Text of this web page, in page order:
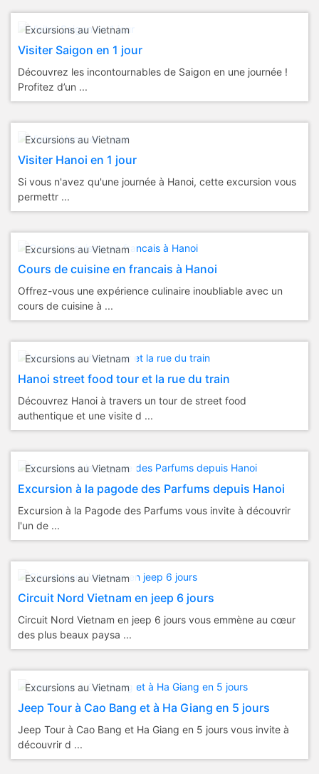
Excursions au Vietnam
Visiter Saigon en 1 jour
Découvrez les incontournables de Saigon en une journée !
Profitez d’un ...
Excursions au Vietnam
Visiter Hanoi en 1 jour
Si vous n'avez qu'une journée à Hanoi, cette excursion vous
permettr ...
Excursions au Vietnam
Cours de cuisine en francais à Hanoi
Offrez-vous une expérience culinaire inoubliable avec un
cours de cuisine à ...
Excursions au Vietnam
Hanoi street food tour et la rue du train
Découvrez Hanoi à travers un tour de street food
authentique et une visite d ...
Excursions au Vietnam
Excursion à la pagode des Parfums depuis Hanoi
Excursion à la Pagode des Parfums vous invite à découvrir
l'un de ...
Excursions au Vietnam
Circuit Nord Vietnam en jeep 6 jours
Circuit Nord Vietnam en jeep 6 jours vous emmène au cœur
des plus beaux paysa ...
Excursions au Vietnam
Jeep Tour à Cao Bang et à Ha Giang en 5 jours
Jeep Tour à Cao Bang et Ha Giang en 5 jours vous invite à
découvrir d ...